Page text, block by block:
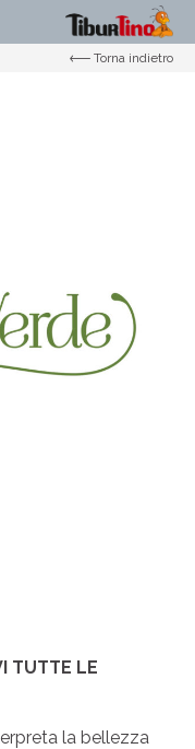
Torna indietro
TUTTE LE
la bellezza